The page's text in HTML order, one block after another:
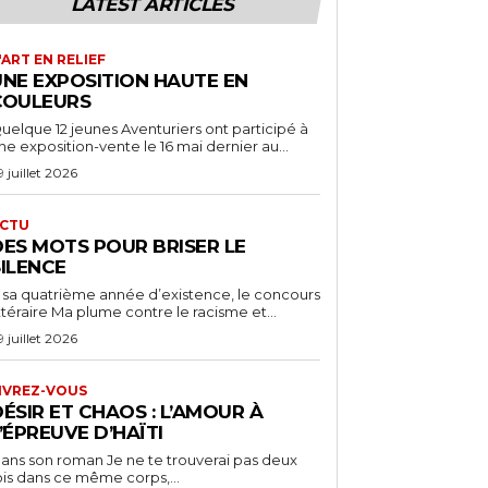
LATEST ARTICLES
EN RELIEF
EXPOSITION HAUTE EN
12 jeunes Aventuriers ont participé à
exposition-vente le 16 mai dernier au...
juillet 2026
MOTS POUR BRISER LE
sa quatrième année d’existence, le concours
Ma plume contre le racisme et...
juillet 2026
VOUS
ET CHAOS : L’AMOUR À
D’HAÏTI
son roman Je ne te trouverai pas deux
dans ce même corps,...